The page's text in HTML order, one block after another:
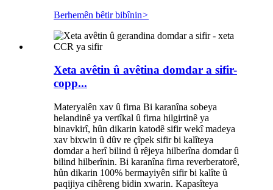
Berhemên bêtir bibînin>
Xeta avêtin û avêtina domdar a sifir-
copp...
Materyalên xav û firna Bi karanîna sobeya
helandinê ya vertîkal û firna hilgirtinê ya
binavkirî, hûn dikarin katodê sifir wekî madeya
xav bixwin û dûv re çîpek sifir bi kalîteya
domdar a herî bilind û rêjeya hilberîna domdar û
bilind hilberînin. Bi karanîna firna reverberatorê,
hûn dikarin 100% bermayiyên sifir bi kalîte û
paqijiya cihêreng bidin xwarin. Kapasîteya